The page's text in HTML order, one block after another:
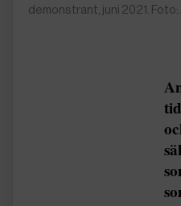
demonstrant, juni 2021.